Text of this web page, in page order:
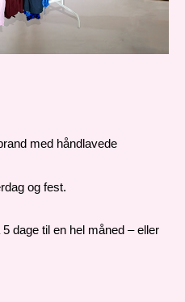
med håndlavede
og fest.
dage til en hel måned – eller